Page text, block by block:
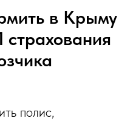
в Крыму
полис,